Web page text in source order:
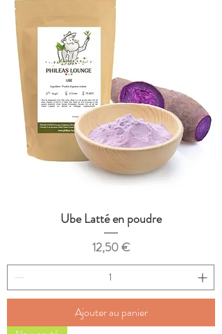
Ube Latté en poudre
Prix
12,50 €
Ajouter au panier